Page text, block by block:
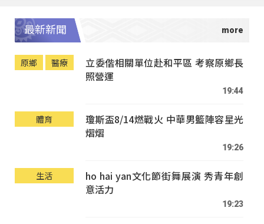
最新新聞
原鄉 醫療
立委偕相關單位赴和平區 考察原鄉長
照營運
19:44
體育
瓊斯盃8/14燃戰火 中華男籃陣容星光
熠熠
19:26
生活
ho hai yan文化節街舞展演 秀青年創
意活力
19:23